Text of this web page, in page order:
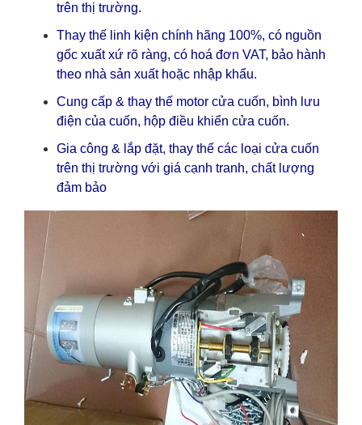
trên thị trường.
Thay thế linh kiện chính hãng 100%, có nguồn
gốc xuất xứ rõ ràng, có hoá đơn VAT, bảo hành
theo nhà sản xuất hoặc nhập khẩu.
Cung cấp & thay thế motor cửa cuốn, bình lưu
điện của cuốn, hộp điều khiển cửa cuốn.
Gia công & lắp đặt, thay thế các loại cửa cuốn
trên thị trường với giá cạnh tranh, chất lượng
đảm bảo